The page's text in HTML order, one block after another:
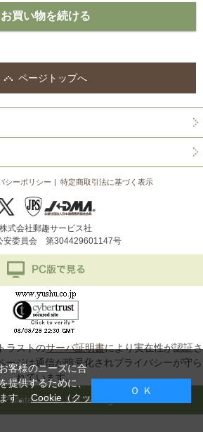
ページトップへ
シーポリシー 特定商取引法に基づく表示
株式会社郵趣サービス社
安委員会 第304429601147号
ラストのサーバ証明書により実在性が認証さ
ージは通信が暗号化されプライバシーが守ら
れています。
Co., Ltd. All Rights Reserved.
客様のニーズに合
提供するために、
す。Cookie（クッ
Ｏ Ｋ